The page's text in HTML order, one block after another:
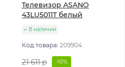
Телевизор ASANO
43LU5011T белый
В наличии
Код товара: 209904
21 611 р -10%